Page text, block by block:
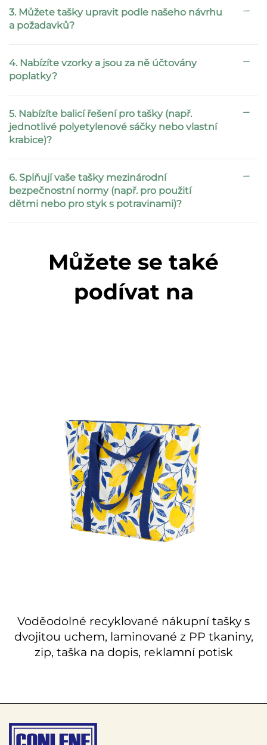
3. Můžete tašky upravit podle našeho návrhu
a požadavků?
4. Nabízíte vzorky a jsou za ně účtovány
poplatky?
5. Nabízíte balicí řešení pro tašky (např.
jednotlivé polyetylenové sáčky nebo vlastní
krabice)?
6. Splňují vaše tašky mezinárodní
bezpečnostní normy (např. pro použití
dětmi nebo pro styk s potravinami)?
Můžete se také
podívat na
Voděodolné recyklované nákupní tašky s
dvojitou uchem, laminované z PP tkaniny,
zip, taška na dopis, reklamní potisk